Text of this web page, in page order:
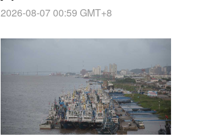
Hiroshima
2026-08-07 00:59 GMT+8